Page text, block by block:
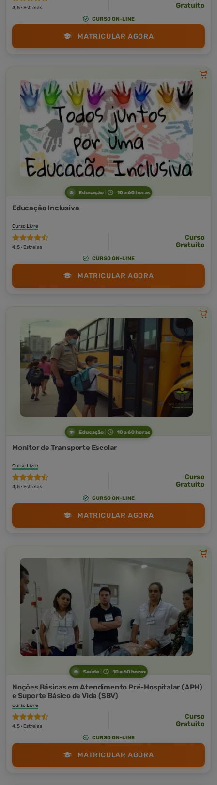
4,5 · Estrelas
Gratuito
CURSO ON-LINE
MATRICULAR AGORA
Educação 10 a 60 horas
Educação Inclusiva
Curso Livre
4,5 · Estrelas
Curso
Gratuito
CURSO ON-LINE
MATRICULAR AGORA
Educação 10 a 60 horas
Monitor de Transporte Escolar
Curso Livre
4,5 · Estrelas
Curso
Gratuito
CURSO ON-LINE
MATRICULAR AGORA
Saúde 10 a 60 horas
Noções Básicas em Atendimento Pré-Hospitalar (APH)
e Suporte Básico de Vida (SBV)
Curso Livre
4,5 · Estrelas
Curso
Gratuito
CURSO ON-LINE
MATRICULAR AGORA